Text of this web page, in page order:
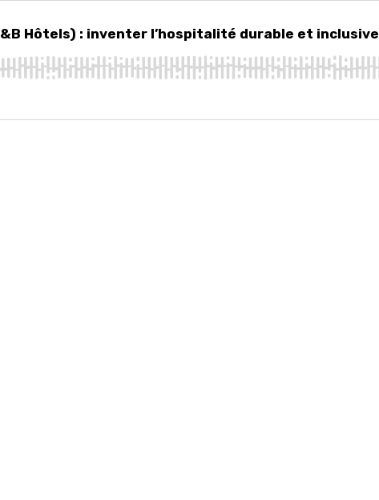
: inventer l’hospitalité durable et inclusive
Hôtels) : inventer l’hospitalité durable et inclusive